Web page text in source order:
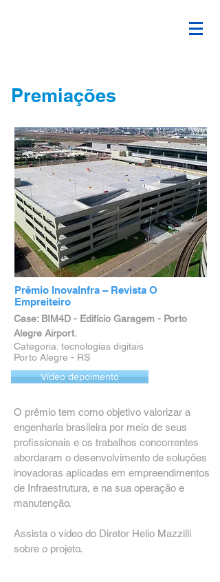
Premiações
Prêmio InovaInfra – Revista O
Empreiteiro
Case: BIM4D - Edifício Garagem - Porto
Alegre Airport.
Categoria: tecnologias digitais
Porto Alegre - RS
Vídeo depoimento
O prêmio tem como objetivo valorizar a
engenharia brasileira por meio de seus
profissionais e os trabalhos concorrentes
abordaram o desenvolvimento de soluções
inovadoras aplicadas em empreendimentos
de Infraestrutura, e na sua operação e
manutenção.
Assista o vídeo do Diretor Helio Mazzilli
sobre o projeto.